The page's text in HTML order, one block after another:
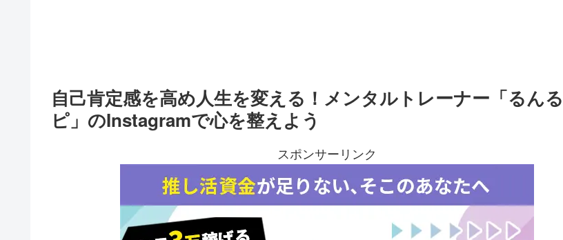
自己肯定感を高め人生を変える！メンタルトレーナー「るん
ピ」のInstagramで心を整えよう
スポンサーリンク